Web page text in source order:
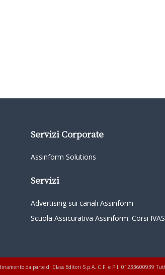
Servizi Corporate
Assinform Solutions
Servizi
Advertising sui canali Assinform
Scuola Assicurativa Assinform: Corsi
da parte di Class Editori S.p.A. C.F. e P.I. 01233600939